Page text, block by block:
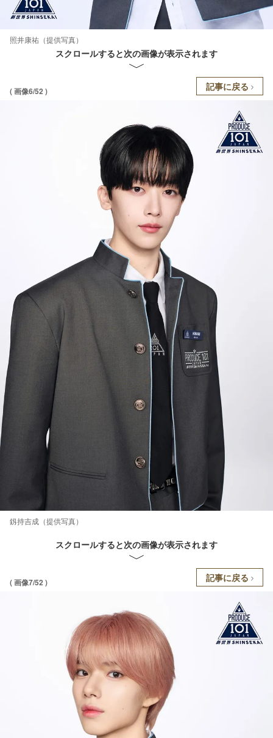
照井康祐（提供写真）
スクロールすると次の画像が表示されます
( 画像6/52 ) 記事に戻る
釼持吉成（提供写真）
スクロールすると次の画像が表示されます
( 画像7/52 ) 記事に戻る